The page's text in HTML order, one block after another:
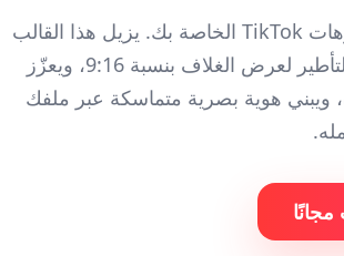
صمّم صور غلاف متسقة وملفتة للنظر لشبكة فيديوهات TikTok الخاصة بك. يزيل هذا القالب
الخلفيات المزدحمة من لقطات الفيديو، ويحسّن التأطير لعرض الغلاف بنسبة 9:16، ويعزّز
ويبني هوية بصرية متماسكة عبر ملفك